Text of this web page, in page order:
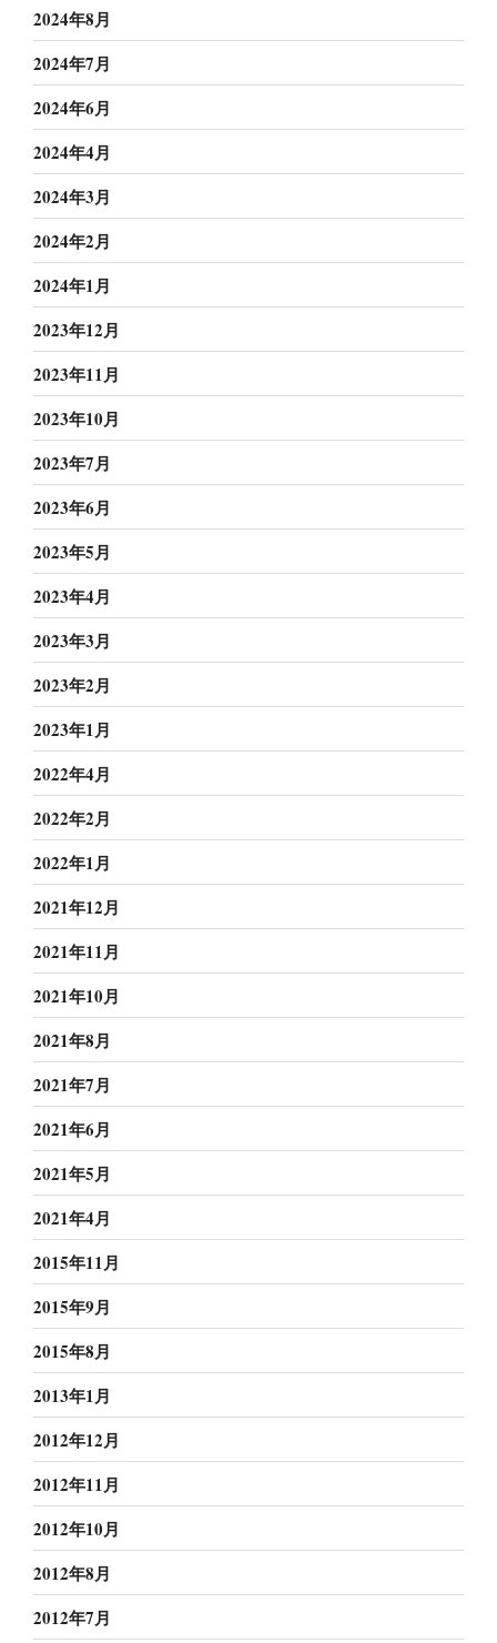
2024年8月
2024年7月
2024年6月
2024年4月
2024年3月
2024年2月
2024年1月
2023年12月
2023年11月
2023年10月
2023年7月
2023年6月
2023年5月
2023年4月
2023年3月
2023年2月
2023年1月
2022年4月
2022年2月
2022年1月
2021年12月
2021年11月
2021年10月
2021年8月
2021年7月
2021年6月
2021年5月
2021年4月
2015年11月
2015年9月
2015年8月
2013年1月
2012年12月
2012年11月
2012年10月
2012年8月
2012年7月